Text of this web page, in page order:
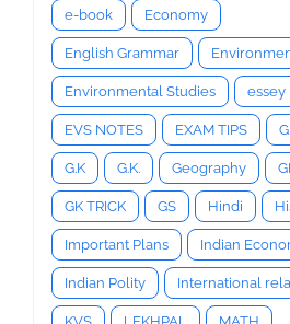
e-book Economy
English Grammar
Environmental Studies essey
EVS NOTES EXAM TIPS
G.K G.K. Geography
GK TRICK GS Hindi
Important Plans Indian
Indian Polity International